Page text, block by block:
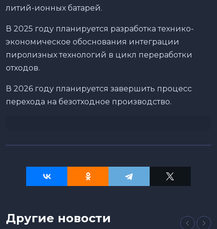
литий-ионных батарей.
В 2025 году планируется разработка технико-
экономическое обоснования интеграции
пиролизных технологий в цикл переработки
отходов.
В 2026 году планируется завершить процесс
перехода на безотходное производство.
Другие новости